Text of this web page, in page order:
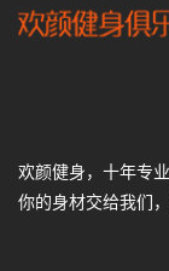
欢颜健身，十年专
你的身材交给我们